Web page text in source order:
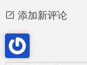
添加新评论